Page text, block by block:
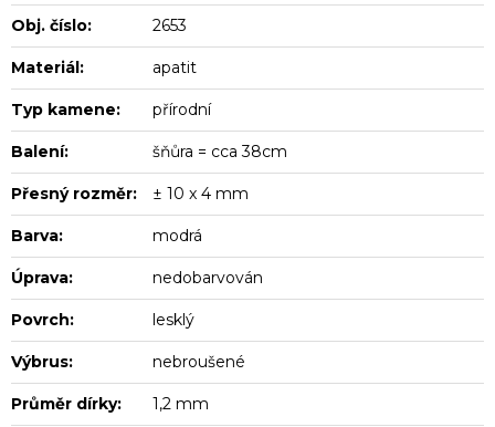
Obj. číslo: 2653
Materiál: apatit
Typ kamene: přírodní
Balení: šňůra = cca 38cm
Přesný rozměr: ± 10 x 4 mm
Barva: modrá
Úprava: nedobarvován
Povrch: lesklý
Výbrus: nebroušené
Průměr dírky: 1,2 mm